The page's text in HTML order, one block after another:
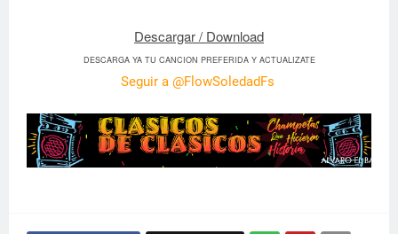
Descargar / Download
DESCARGA YA TU CANCION PREFERIDA Y ACTUALIZATE
Seguir a @FlowSoledadFs